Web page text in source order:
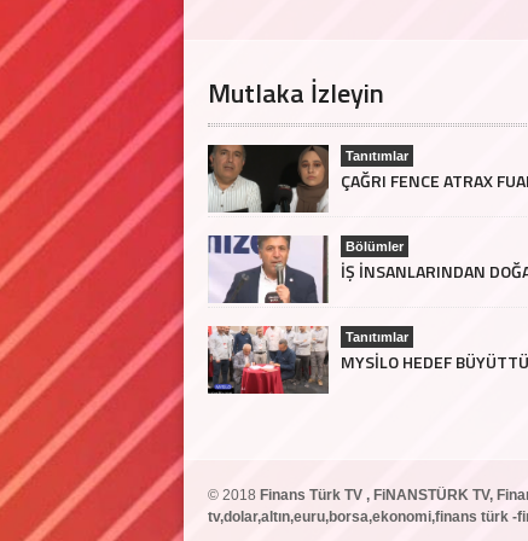
Mutlaka İzleyin
Tanıtımlar
Bölümler
Tanıtımlar
MYSİLO HEDEF
© 2018 Finans Türk TV , FiNANSTÜRK TV,
tv,dolar,altın,euru,borsa,ekonomi,finans türk